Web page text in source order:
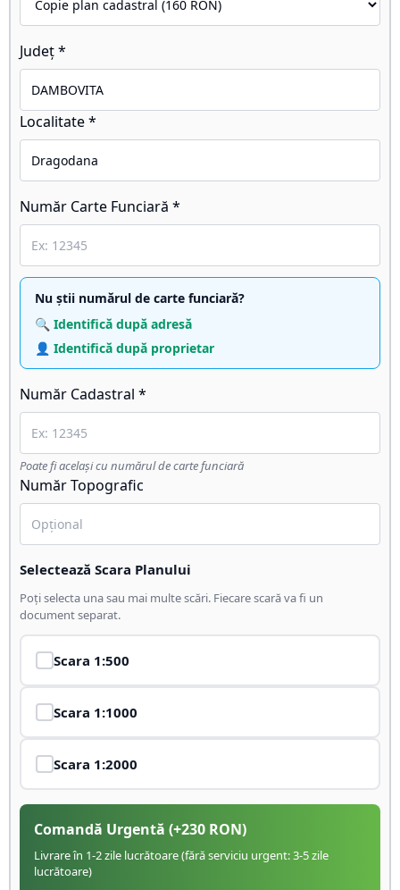
Județ *
Localitate *
Număr Carte Funciară *
Nu știi numărul de carte funciară?
🔍 Identifică după adresă
👤 Identifică după proprietar
Număr Cadastral *
Poate fi același cu numărul de carte funciară
Număr Topografic
Selectează Scara Planului
Poți selecta una sau mai multe scări. Fiecare scară va fi un
document separat.
Scara 1:500
Scara 1:1000
Scara 1:2000
Comandă Urgentă (+230 RON)
Livrare în 1-2 zile lucrătoare (fără serviciu urgent: 3-5 zile
lucrătoare)